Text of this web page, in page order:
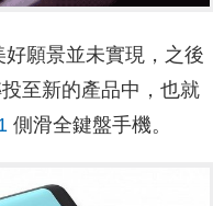
願景並未實現，之後
至新的產品中，也就
側滑全鍵盤手機。